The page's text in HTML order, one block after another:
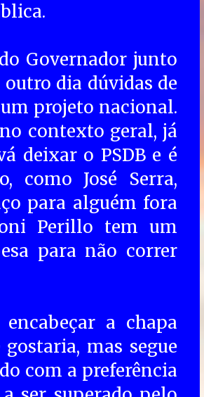
Governador junto
dia dúvidas de
projeto nacional.
contexto geral, já
deixar o PSDB e é
como José Serra,
para alguém fora
Perillo tem um
para não correr
a chapa
mas segue
com a preferência